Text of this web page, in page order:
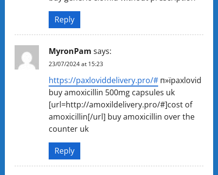
Reply
MyronPam says:
23/07/2024 at 15:23
https://paxloviddelivery.pro/# п»їpaxlovid
buy amoxicillin 500mg capsules uk
[url=http://amoxildelivery.pro/#]cost of
amoxicillin[/url] buy amoxicillin over the
counter uk
Reply